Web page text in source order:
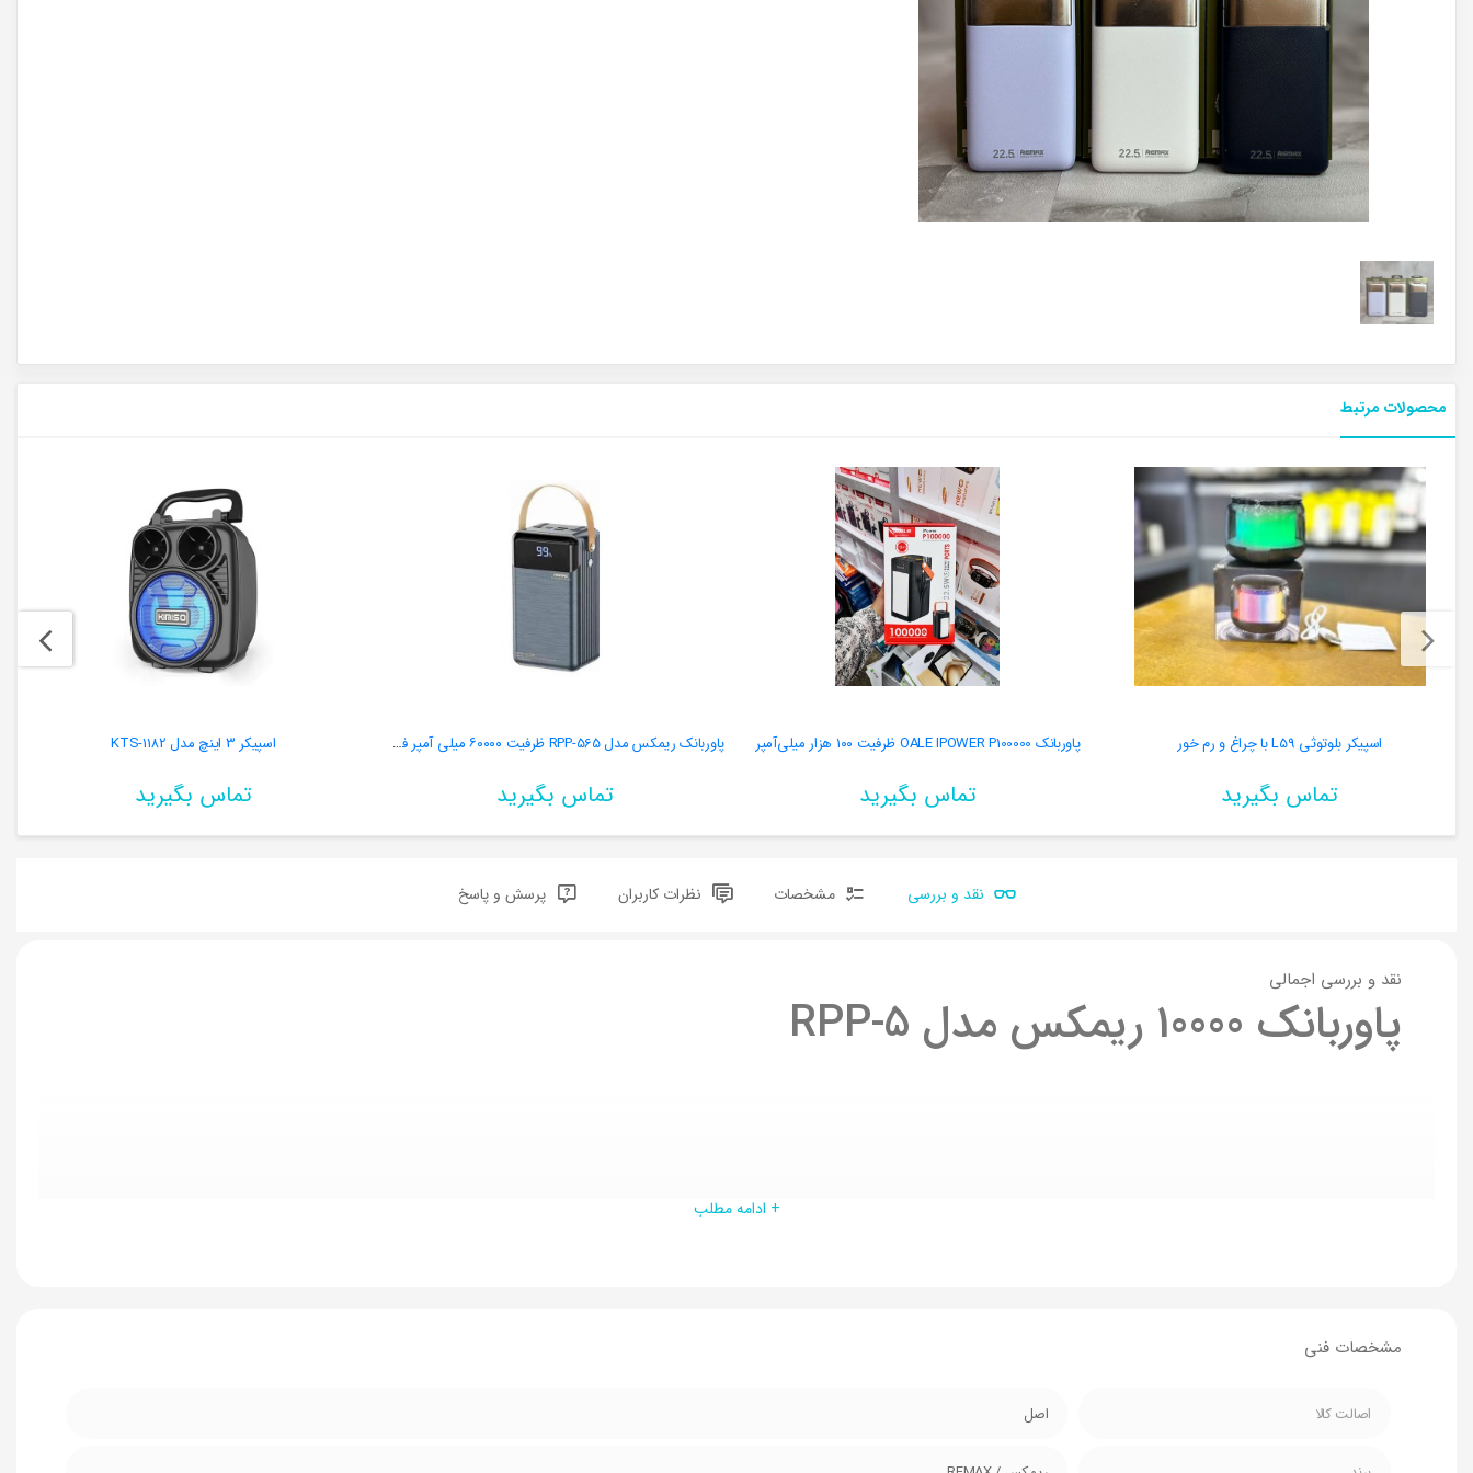
محصولات مرتبط
اسپیکر بلوتوثی L59 با چراغ و رم خور
تماس بگیرید
پاوربانک OALE IPOWER P100000 ظرفیت ۱۰۰ هزار میلی‌آمپر
تماس بگیرید
پاوربانک ریمکس مدل RPP-565 ظرفیت ۶۰۰۰۰ میلی آمپر فست شارژ
تماس بگیرید
اسپیکر 3 اینچ مدل KTS-1182
تماس بگیرید
نقد و بررسی مشخصات نظرات کاربران پرسش و پاسخ
نقد و بررسی اجمالی
پاوربانک 10000 ریمکس مدل RPP-5
+ ادامه مطلب
مشخصات فنی
اصالت کالا اصل